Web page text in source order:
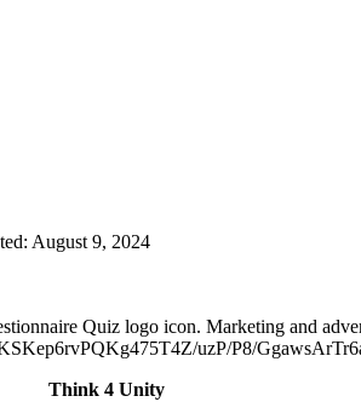
August 9, 2024
Quiz logo icon. Marketing and
uzP/P8/
Think 4 Unity